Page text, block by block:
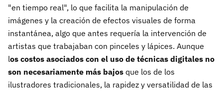
"en tiempo real", lo que facilita la manipulación de
imágenes y la creación de efectos visuales de forma
instantánea, algo que antes requería la intervención de
artistas que trabajaban con pinceles y lápices. Aunque
los costos asociados con el uso de técnicas digitales no
son necesariamente más bajos que los de los
ilustradores tradicionales, la rapidez y versatilidad de las